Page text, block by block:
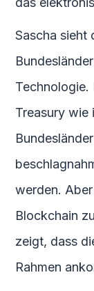
Sascha sieht
Technologie.
Treasury wie
werden.
Blockchain
zeigt, dass
Rahmen